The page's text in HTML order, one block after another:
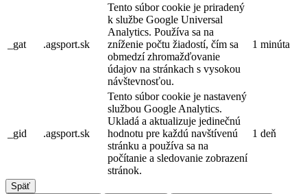
_gat .agsport.sk
Tento súbor cookie je priradený
k službe Google Universal
Analytics. Používa sa na
zníženie počtu žiadostí, čím sa
obmedzí zhromažďovanie
údajov na stránkach s vysokou
návštevnosťou.
1 minúta
_gid .agsport.sk
Tento súbor cookie je nastavený
službou Google Analytics.
Ukladá a aktualizuje jedinečnú
hodnotu pre každú navštívenú
stránku a používa sa na
počítanie a sledovanie zobrazení
stránok.
1 deň
Späť